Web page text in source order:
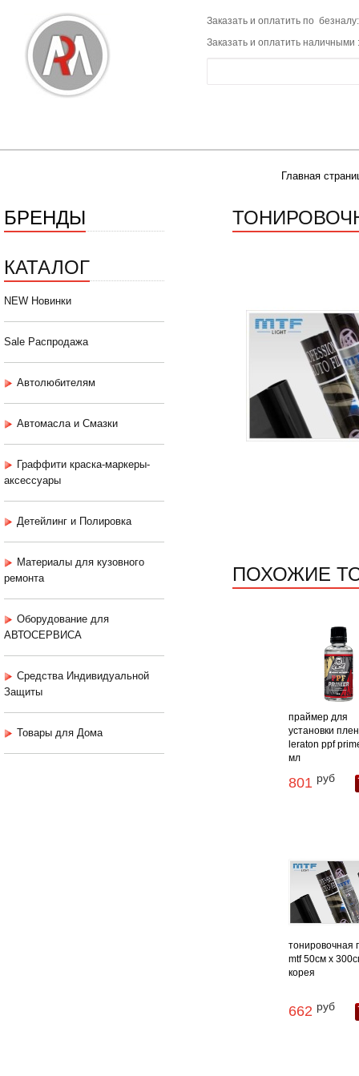
Заказать и оплатить по
Заказать и оплатить наличными
Главная
БРЕНДЫ
КАТАЛОГ
NEW Новинки
Sale Распродажа
Автолюбителям
Автомасла и Смазки
Граффити краска-маркеры-
аксессуары
Детейлинг и Полировка
Материалы для кузовного
ремонта
Оборудование для
АВТОСЕРВИСА
Средства Индивидуальной
Защиты
Товары для Дома
ПОХОЖИЕ
праймер для
установки
leraton ppf
мл
801 руб
тонировочная
mtf 50см х
корея
662 руб